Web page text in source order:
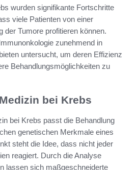
wurden signifikante Fortschritte
viele Patienten von einer
der Tumore profitieren können.
zunehmend in
untersucht, um deren Effizienz
Behandlungsmöglichkeiten zu
bei Krebs
bei Krebs passt die Behandlung
genetischen Merkmale eines
steht die Idee, dass nicht jeder
reagiert. Durch die Analyse
lassen sich maßgeschneiderte